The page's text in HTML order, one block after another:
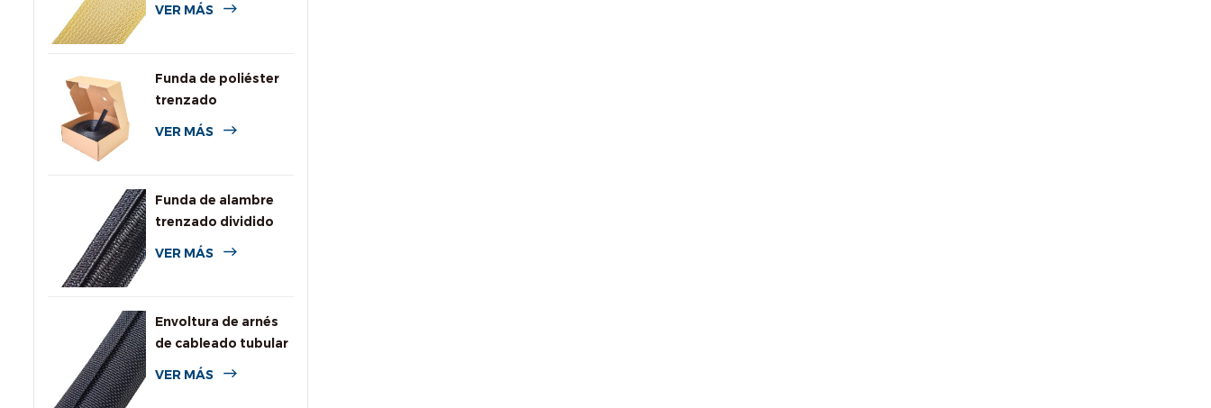
VER MÁS
Funda de poliéster
trenzado
personalizada con
VER MÁS
Funda de alambre
trenzado dividido
autoenvolvente
VER MÁS
Envoltura de arnés
de cableado tubular
dividida tejida
VER MÁS